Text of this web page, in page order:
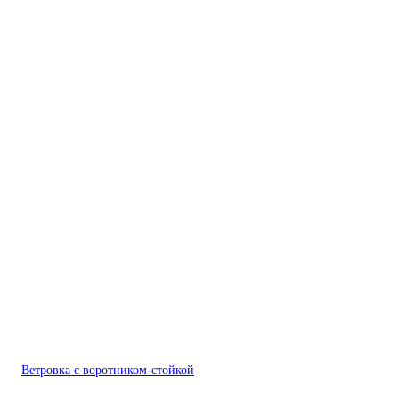
Ветровка с воротником-стойкой